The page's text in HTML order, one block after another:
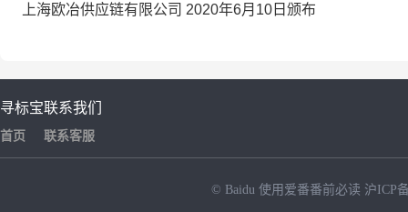
上海欧冶供应链有限公司 2020年6月10日颁布
寻标宝
首页
联系我们
联系客服
© Baidu 使用爱番番前必读 沪ICP